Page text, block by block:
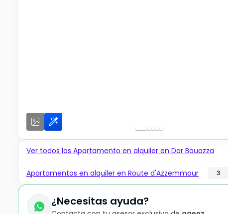
Ver todos los Apartamento en alquiler en Dar Bouazza
Apartamentos en alquiler en Route d'Azzemmour 3
¿Necesitas ayuda?